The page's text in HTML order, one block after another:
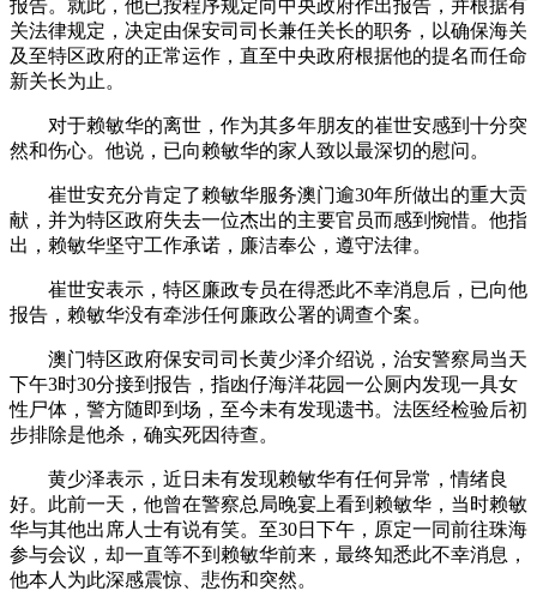
报告。就此，他已按程序规定向中央政府作出报告，并根据有
关法律规定，决定由保安司司长兼任关长的职务，以确保海关
及至特区政府的正常运作，直至中央政府根据他的提名而任命
新关长为止。
对于赖敏华的离世，作为其多年朋友的崔世安感到十分突
然和伤心。他说，已向赖敏华的家人致以最深切的慰问。
崔世安充分肯定了赖敏华服务澳门逾30年所做出的重大贡
献，并为特区政府失去一位杰出的主要官员而感到惋惜。他指
出，赖敏华坚守工作承诺，廉洁奉公，遵守法律。
崔世安表示，特区廉政专员在得悉此不幸消息后，已向他
报告，赖敏华没有牵涉任何廉政公署的调查个案。
澳门特区政府保安司司长黄少泽介绍说，治安警察局当天
下午3时30分接到报告，指凼仔海洋花园一公厕内发现一具女
性尸体，警方随即到场，至今未有发现遗书。法医经检验后初
步排除是他杀，确实死因待查。
黄少泽表示，近日未有发现赖敏华有任何异常，情绪良
好。此前一天，他曾在警察总局晚宴上看到赖敏华，当时赖敏
华与其他出席人士有说有笑。至30日下午，原定一同前往珠海
参与会议，却一直等不到赖敏华前来，最终知悉此不幸消息，
他本人为此深感震惊、悲伤和突然。